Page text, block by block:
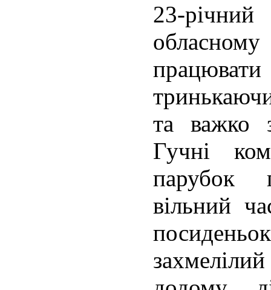
23-
та важко
Гучні
парубок
вільний